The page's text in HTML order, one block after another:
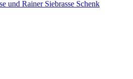
und Rainer Siebrasse Schenk